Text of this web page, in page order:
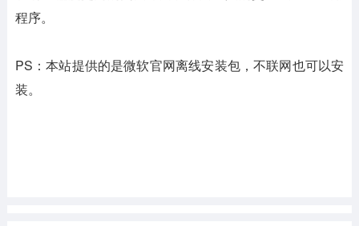
程序。
PS：本站提供的是微软官网离线安装包，不联网也可以安
装。